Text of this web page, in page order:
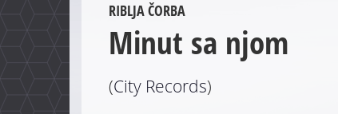
RIBLJA ČORBA
Minut sa njom
(City Records)